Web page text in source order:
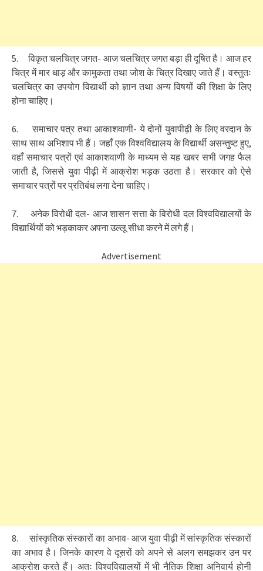
5. विकृत चलचित्र जगत- आज चलचित्र जगत बड़ा ही दूषित है। आज हर
चित्र में मार धाड़ और कामुकता तथा जोश के चित्र दिखाए जाते हैं। वस्तुतः
चलचित्र का उपयोग विद्यार्थी को ज्ञान तथा अन्य विषयों की शिक्षा के लिए
होना चाहिए।
6. समाचार पत्र तथा आकाशवाणी- ये दोनों युवापीढ़ी के लिए वरदान के
साथ साथ अभिशाप भी हैं। जहाँ एक विश्वविद्यालय के विद्यार्थी असन्तुष्ट हुए,
वहाँ समाचार पत्रों एवं आकाशवाणी के माध्यम से यह खबर सभी जगह फैल
जाती है, जिससे युवा पीढ़ी में आक्रोश भड़क उठता है। सरकार को ऐसे
समाचार पत्रों पर प्रतिबंध लगा देना चाहिए।
7. अनेक विरोधी दल- आज शासन सत्ता के विरोधी दल विश्वविद्यालयों के
विद्यार्थियों को भड़काकर अपना उल्लू सीधा करने में लगे हैं।
Advertisement
8. सांस्कृतिक संस्कारों का अभाव- आज युवा पीढ़ी में सांस्कृतिक संस्कारों
का अभाव है। जिनके कारण वे दूसरों को अपने से अलग समझकर उन पर
आक्रोश करते हैं। अतः विश्वविद्यालयों में भी नैतिक शिक्षा अनिवार्य होनी